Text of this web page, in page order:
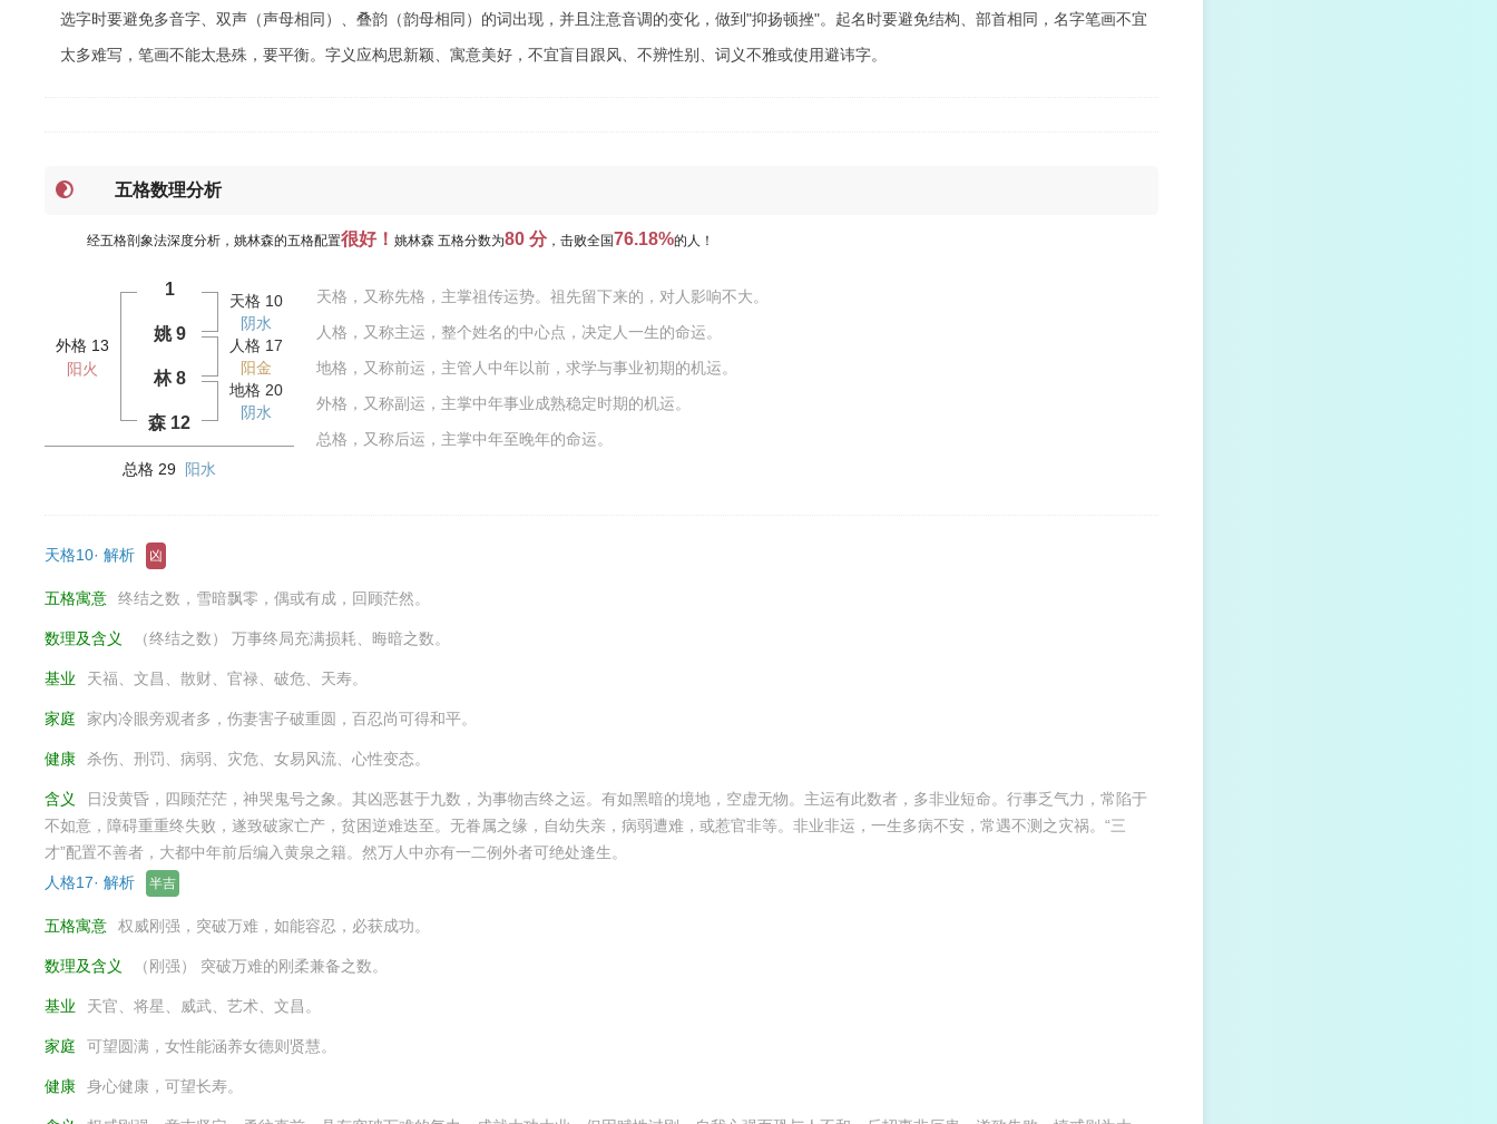
选字时要避免多音字、双声（声母相同）、叠韵（韵母相同）的词出现，并且注意音调的变化，做到"抑扬顿挫"。起名时要避免结构、部首相同，名字笔画不宜
太多难写，笔画不能太悬殊，要平衡。字义应构思新颖、寓意美好，不宜盲目跟风、不辨性别、词义不雅或使用避讳字。
五格数理分析
经五格剖象法深度分析，姚林森的五格配置很好！ 姚林森 五格分数为80 分，击败全国76.18%的人！
外格 13
阳火
1
姚 9
林 8
森 12
天格 10
阴水
人格 17
阳金
地格 20
阴水
总格 29 阳水
天格，又称先格，主掌祖传运势。祖先留下来的，对人影响不大。
人格，又称主运，整个姓名的中心点，决定人一生的命运。
地格，又称前运，主管人中年以前，求学与事业初期的机运。
外格，又称副运，主掌中年事业成熟稳定时期的机运。
总格，又称后运，主掌中年至晚年的命运。
天格10· 解析 凶
五格寓意 终结之数，雪暗飘零，偶或有成，回顾茫然。
数理及含义 （终结之数） 万事终局充满损耗、晦暗之数。
基业 天福、文昌、散财、官禄、破危、天寿。
家庭 家内冷眼旁观者多，伤妻害子破重圆，百忍尚可得和平。
健康 杀伤、刑罚、病弱、灾危、女易风流、心性变态。
含义
日没黄昏，四顾茫茫，神哭鬼号之象。其凶恶甚于九数，为事物吉终之运。有如黑暗的境地，空虚无物。主运有此数者，多非业短命。行事乏气力，常陷于
不如意，障碍重重终失败，遂致破家亡产，贫困逆难迭至。无眷属之缘，自幼失亲，病弱遭难，或惹官非等。非业非运，一生多病不安，常遇不测之灾祸。“三
才”配置不善者，大都中年前后编入黄泉之籍。然万人中亦有一二例外者可绝处逢生。
人格17· 解析
半吉
五格寓意 权威刚强，突破万难，如能容忍，必获成功。
数理及含义 （刚强） 突破万难的刚柔兼备之数。
基业 天官、将星、威武、艺术、文昌。
家庭 可望圆满，女性能涵养女德则贤慧。
健康 身心健康，可望长寿。